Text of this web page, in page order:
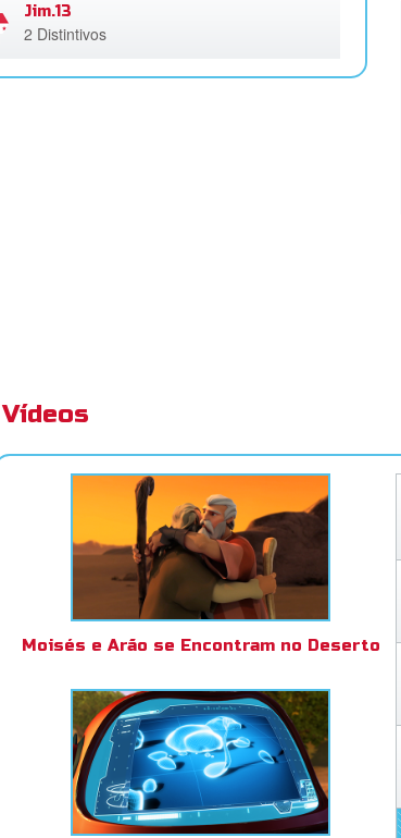
Jim.13
2 Distintivos
Vídeos
Moisés e Arão se Encontram no Deserto